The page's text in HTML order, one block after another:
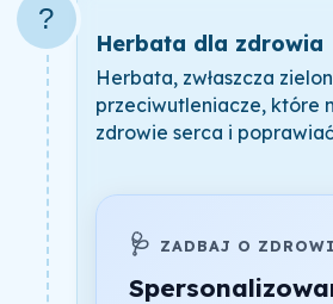
?
Herbata dla zdrowia
Herbata, zwłaszcza
przeciwutleniacze, które
zdrowie serca i
🩺 ZADBAJ O